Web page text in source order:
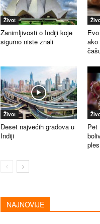
Život
Zanimljivosti o Indiji koje
sigurno niste znali
ako
Život
Deset najvećih gradova u
Indiji
Pet
ples
NAJNOVIJE